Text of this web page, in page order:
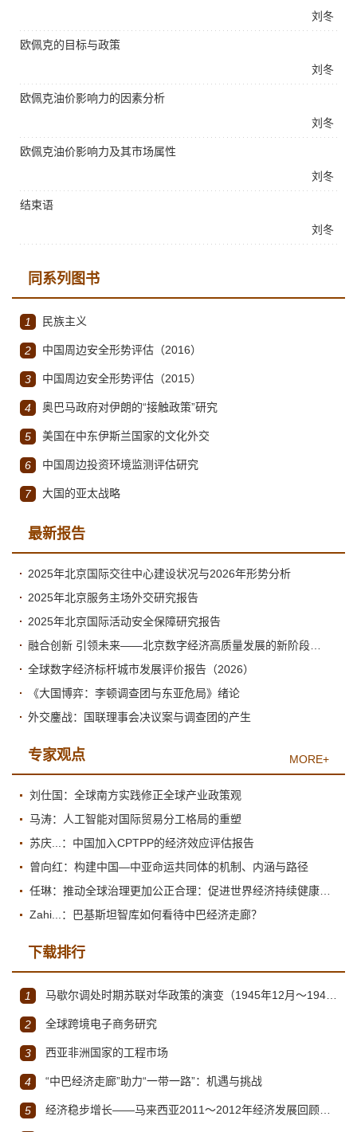
刘冬
刘冬
欧佩克的目标与政策
刘冬
欧佩克油价影响力的因素分析
刘冬
欧佩克油价影响力及其市场属性
刘冬
结束语
同系列图书
1 民族主义
2 中国周边安全形势评估（2016）
3 中国周边安全形势评估（2015）
4 奥巴马政府对伊朗的“接触政策”研究
5 美国在中东伊斯兰国家的文化外交
6 中国周边投资环境监测评估研究
7 大国的亚太战略
最新报告
2025年北京国际交往中心建设状况与2026年形势分析
2025年北京服务主场外交研究报告
2025年北京国际活动安全保障研究报告
全球数字经济标杆城市发展评价报告（2026）
《大国博弈：李顿调查团与东亚危局》绪论
外交鏖战：国联理事会决议案与调查团的产生
专家观点 MORE+
刘仕国：全球南方实践修正全球产业政策观
马涛：人工智能对国际贸易分工格局的重塑
苏庆...：中国加入CPTPP的经济效应评估报告
曾向红：构建中国—中亚命运共同体的机制、内涵与路径
Zahi...：巴基斯坦智库如何看待中巴经济走廊？
下载排行
1 马歇尔调处时期苏联对华政策的演变（1945年12月～1947年1月）
2 全球跨境电子商务研究
3 西亚非洲国家的工程市场
4 “中巴经济走廊”助力“一带一路”：机遇与挑战
5 经济稳步增长——马来西亚2011～2012年经济发展回顾与展望